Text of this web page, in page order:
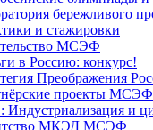
бережливого
и стажировки
МСЭФ
в Россию: конкурс!
Преображения
проекты МСЭФ
и
МКЭД МСЭФ